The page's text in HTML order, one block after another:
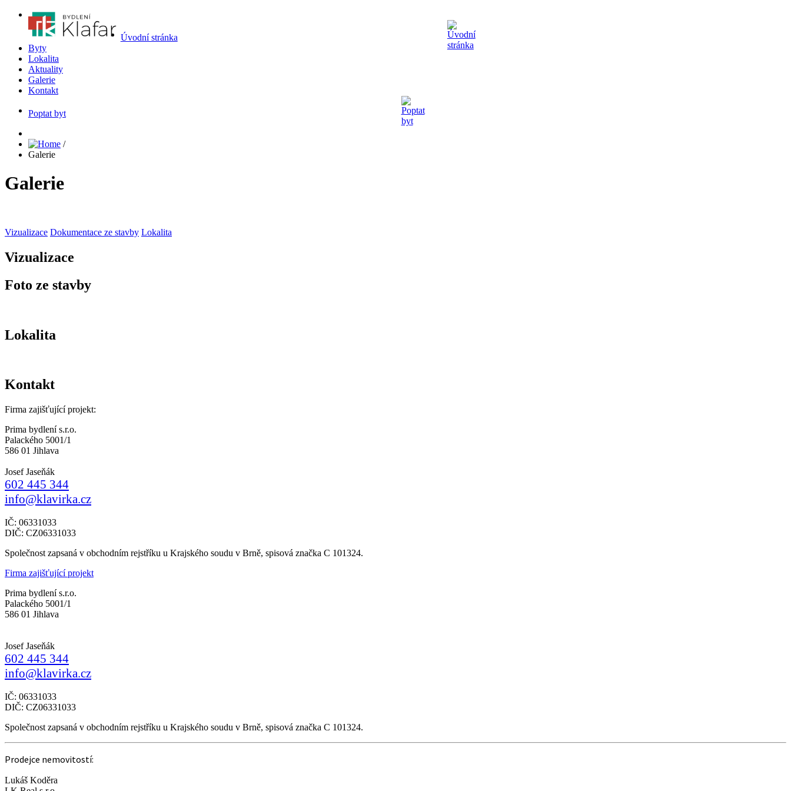
Úvodní stránka
Byty
Lokalita
Aktuality
Galerie
Kontakt
Poptat byt
/
Galerie
Galerie
Vizualizace Dokumentace ze stavby Lokalita
Vizualizace
Foto ze stavby
Lokalita
Kontakt
Firma zajišťující projekt:
Prima bydlení s.r.o.
Palackého 5001/1
586 01 Jihlava
Josef Jaseňák
602 445 344
info@klavirka.cz
IČ: 06331033
DIČ: CZ06331033
Společnost zapsaná v obchodním rejstříku u Krajského soudu v Brně, spisová značka C 101324.
Firma zajišťující projekt
Prima bydlení s.r.o.
Palackého 5001/1
586 01 Jihlava
Josef Jaseňák
602 445 344
info@klavirka.cz
IČ: 06331033
DIČ: CZ06331033
Společnost zapsaná v obchodním rejstříku u Krajského soudu v Brně, spisová značka C 101324.
Prodejce nemovitostí:
Lukáš Koděra